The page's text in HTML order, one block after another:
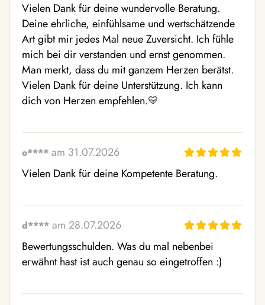
Vielen Dank für deine wundervolle Beratung.
Deine ehrliche, einfühlsame und wertschätzende
Art gibt mir jedes Mal neue Zuversicht. Ich fühle
mich bei dir verstanden und ernst genommen.
Man merkt, dass du mit ganzem Herzen berätst.
Vielen Dank für deine Unterstützung. Ich kann
dich von Herzen empfehlen.💛
o**** am 31.07.2026
Vielen Dank für deine Kompetente Beratung.
d**** am 28.07.2026
Bewertungsschulden. Was du mal nebenbei
erwähnt hast ist auch genau so eingetroffen :)